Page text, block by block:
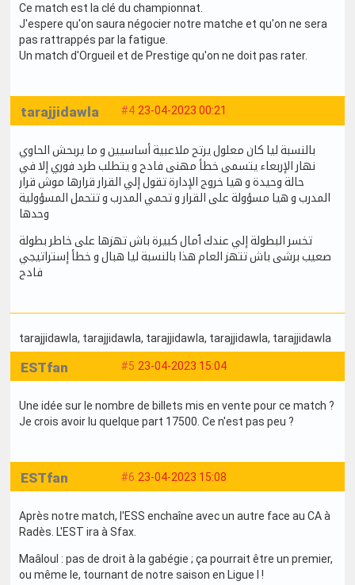
Ce match est la clé du championnat.
J'espere qu'on saura négocier notre matche et qu'on ne sera
pas rattrappés par la fatigue.
Un match d'Orgueil et de Prestige qu'on ne doit pas rater.
#4 23-04-2023 00:21
tarajjidawla
بالنسبة ليا كان معلول يرتح ملاعبية أساسيين و ما يربحش الحاوي
نهار الإربعاء يتسمى خطأ مهنى فادح و يتطلب طرد فوري إلا في
حالة وحيدة و هيا خروج الإدارة تقول إلي القرار قرارها موش قرار
المدرب و هيا مسؤولة على القرار و تحمي المدرب و تتحمل المسؤولية
وحدها
تخسر البطولة إلي عندك ٱمال كبيرة باش تهزها على خاطر بطولة
صعيب برشى باش تتهز العام هذا بالنسبة ليا هبال و خطأ إستراتيجي
فادح
tarajjidawla, tarajjidawla, tarajjidawla, tarajjidawla, tarajjidawla
#5 23-04-2023 15:04
ESTfan
Une idée sur le nombre de billets mis en vente pour ce match ?
Je crois avoir lu quelque part 17500. Ce n'est pas peu ?
#6 23-04-2023 15:08
ESTfan
Après notre match, l'ESS enchaîne avec un autre face au CA à
Radès. L'EST ira à Sfax.
Maâloul : pas de droit à la gabégie ; ça pourrait être un premier,
ou même le, tournant de notre saison en Ligue I !